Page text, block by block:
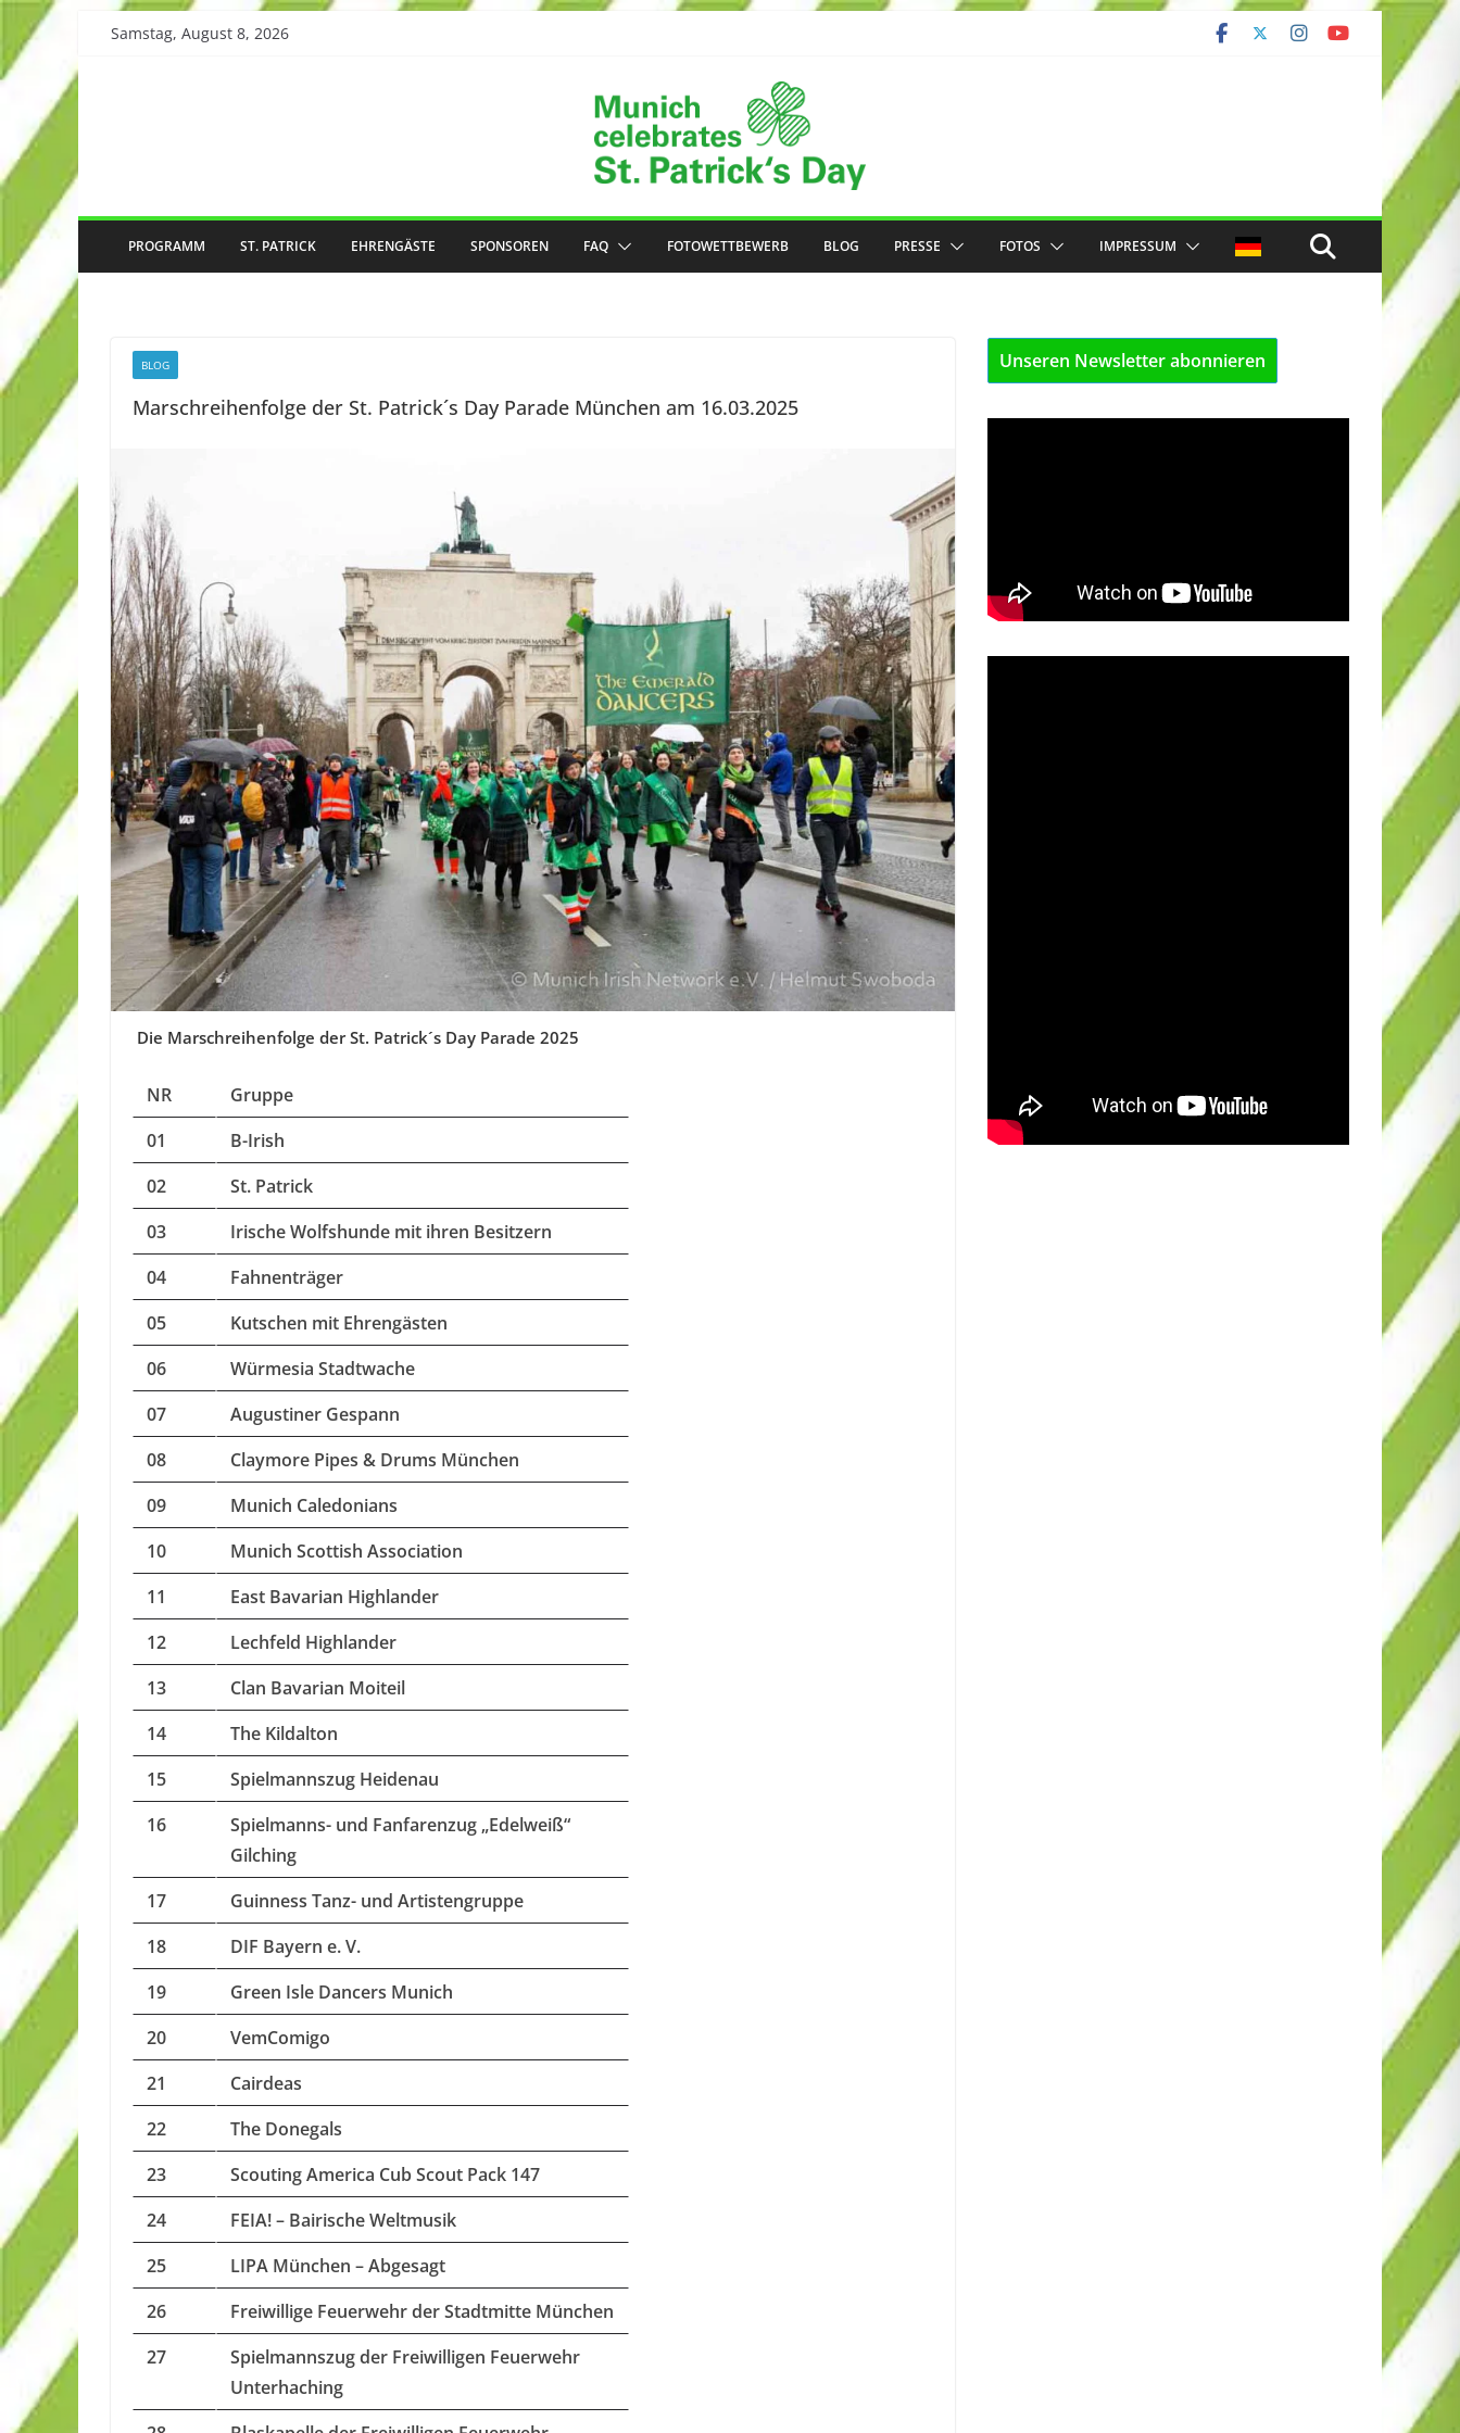
content
Samstag, August 8, 2026
PROGRAMM ST. PATRICK EHRENGÄSTE SPONSOREN FAQ FOTOWETTBEWERB BLOG PRESSE FOTOS IMPRESSUM
BLOG
Marschreihenfolge der St. Patrick´s Day Parade München am 16.03.2025
Die Marschreihenfolge der St. Patrick´s Day Parade 2025
NR
Gruppe
01
B-Irish
02
St. Patrick
03
Irische Wolfshunde mit ihren Besitzern
04
Fahnenträger
05
Kutschen mit Ehrengästen
06
Würmesia Stadtwache
07
Augustiner Gespann
08
Claymore Pipes & Drums München
09
Munich Caledonians
10
Munich Scottish Association
11
East Bavarian Highlander
12
Lechfeld Highlander
13
Clan Bavarian Moiteil
14
The Kildalton
15
Spielmannszug Heidenau
16
Spielmanns- und Fanfarenzug „Edelweiß“
Gilching
17
Guinness Tanz- und Artistengruppe
18
DIF Bayern e. V.
19
Green Isle Dancers Munich
20
VemComigo
21
Cairdeas
22
The Donegals
23
Scouting America Cub Scout Pack 147
24
FEIA! – Bairische Weltmusik
25
LIPA München – Abgesagt
26
Freiwillige Feuerwehr der Stadtmitte München
27
Spielmannszug der Freiwilligen Feuerwehr
Unterhaching
Unseren Newsletter abonnieren